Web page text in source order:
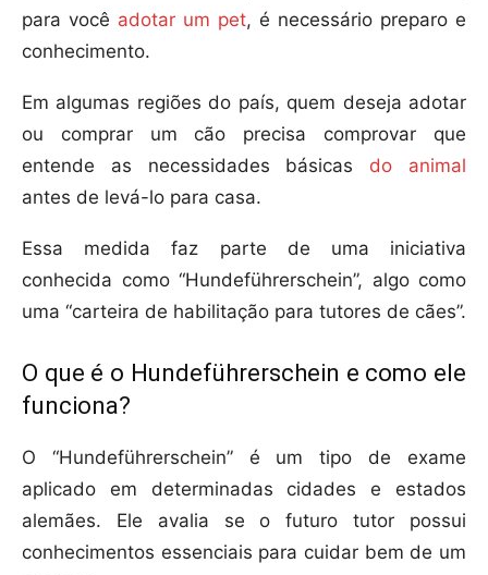
para você adotar um pet, é necessário preparo e
conhecimento.
Em algumas regiões do país, quem deseja adotar
ou comprar um cão precisa comprovar que
entende as necessidades básicas do animal
antes de levá-lo para casa.
Essa medida faz parte de uma iniciativa
conhecida como “Hundeführerschein”, algo como
uma “carteira de habilitação para tutores de cães”.
O que é o Hundeführerschein e como ele
funciona?
O “Hundeführerschein” é um tipo de exame
aplicado em determinadas cidades e estados
alemães. Ele avalia se o futuro tutor possui
conhecimentos essenciais para cuidar bem de um